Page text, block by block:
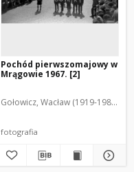
Pochód pierwszomajowy w
Mrągowie 1967. [2]
Gołowicz, Wacław (1919-1983). Fot.
fotografia